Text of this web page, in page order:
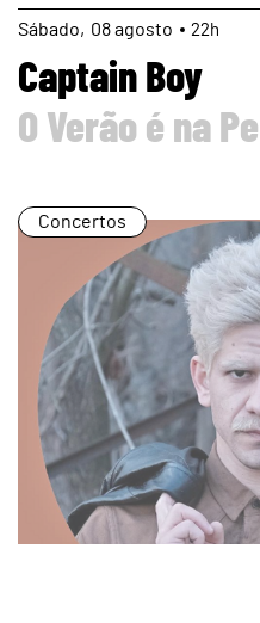
page
08agosto
Sábado 22h
Captain Boy
O Verão é na
Concertos